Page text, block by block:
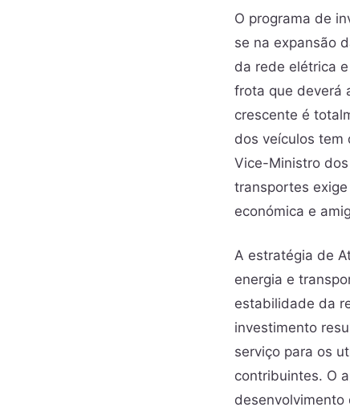
O programa de
se na expansão
da rede elétrica
frota que deverá
crescente é
dos veículos tem
Vice-Ministro
transportes
económica e
A estratégia de
energia e
estabilidade da
investimento
serviço para os
contribuintes. O
desenvolvimento